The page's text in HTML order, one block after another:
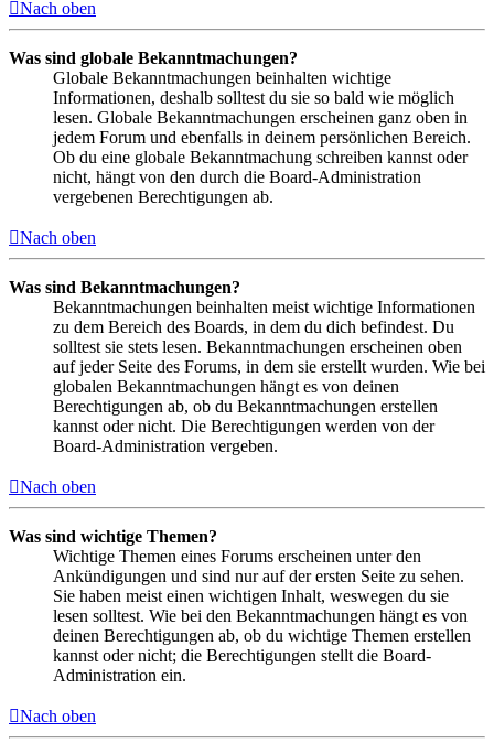
Nach oben
Was sind globale Bekanntmachungen?
Globale Bekanntmachungen beinhalten wichtige
Informationen, deshalb solltest du sie so bald wie möglich
lesen. Globale Bekanntmachungen erscheinen ganz oben in
jedem Forum und ebenfalls in deinem persönlichen Bereich.
Ob du eine globale Bekanntmachung schreiben kannst oder
nicht, hängt von den durch die Board-Administration
vergebenen Berechtigungen ab.
Nach oben
Was sind Bekanntmachungen?
Bekanntmachungen beinhalten meist wichtige Informationen
zu dem Bereich des Boards, in dem du dich befindest. Du
solltest sie stets lesen. Bekanntmachungen erscheinen oben
auf jeder Seite des Forums, in dem sie erstellt wurden. Wie bei
globalen Bekanntmachungen hängt es von deinen
Berechtigungen ab, ob du Bekanntmachungen erstellen
kannst oder nicht. Die Berechtigungen werden von der
Board-Administration vergeben.
Nach oben
Was sind wichtige Themen?
Wichtige Themen eines Forums erscheinen unter den
Ankündigungen und sind nur auf der ersten Seite zu sehen.
Sie haben meist einen wichtigen Inhalt, weswegen du sie
lesen solltest. Wie bei den Bekanntmachungen hängt es von
deinen Berechtigungen ab, ob du wichtige Themen erstellen
kannst oder nicht; die Berechtigungen stellt die Board-
Administration ein.
Nach oben